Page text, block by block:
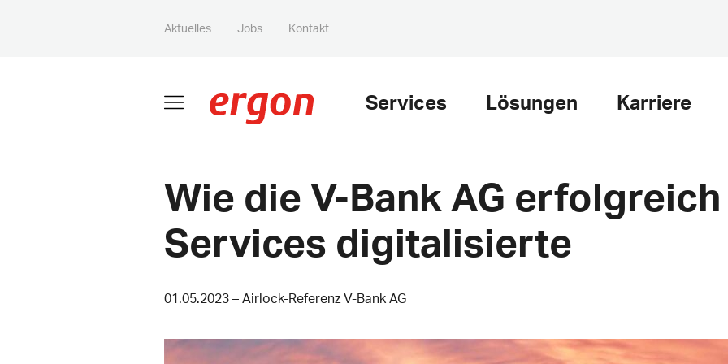
Aktuelles Jobs Kontakt
Services Lösungen Karriere
Wie die V-Bank AG
Services digitalisierte
01.05.2023 – Airlock-Referenz V-Bank AG